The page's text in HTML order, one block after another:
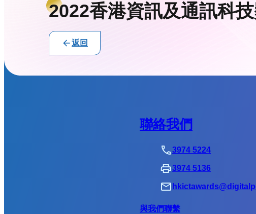
2022香港資訊及通訊科
返回
聯絡我們
3974 5224
3974 5136
與我們聯繫